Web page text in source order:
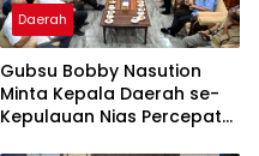
Daerah
Gubsu Bobby Nasution
Minta Kepala Daerah se-
Kepulauan Nias Percepat